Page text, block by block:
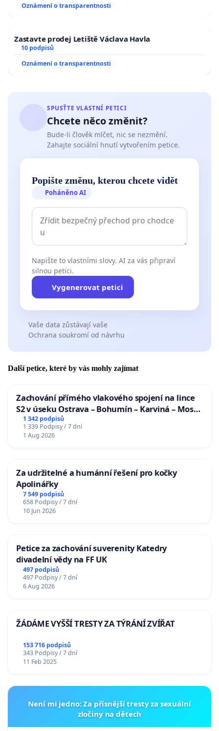
Oznámení o transparentnosti
Zastavte prodej Letiště Václava Havla
10 podpisů
Oznámení o transparentnosti
SPUSŤTE VLASTNÍ PETICI
Chcete něco změnit?
Bude-li člověk mlčet, nic se nezmění.
Zahajte sociální hnutí vytvořením petice.
Popište změnu, kterou chcete vidět
Poháněno AI
Napište to vlastními slovy. AI za vás připraví
silnou petici.
Vygenerovat petici
Vaše data zůstávají vaše
Ochrana soukromí od návrhu
Další petice, které by vás mohly zajímat
Zachování přímého vlakového spojení na lince
S2 v úseku Ostrava – Bohumín – Karviná – Mosty
u Jablunkova
1 342 podpisů
1 339 Podpisy / 7 dní
1 Aug 2026
Za udržitelné a humánní řešení pro kočky
Apolinářky
7 549 podpisů
658 Podpisy / 7 dní
10 Jun 2026
Petice za zachování suverenity Katedry
divadelní vědy na FF UK
497 podpisů
497 Podpisy / 7 dní
6 Aug 2026
ŽÁDÁME VYŠŠÍ TRESTY ZA TÝRÁNÍ ZVÍŘAT
153 716 podpisů
343 Podpisy / 7 dní
11 Feb 2025
Není mi jedno: Za přísnější tresty za sexuální
zločiny na dětech